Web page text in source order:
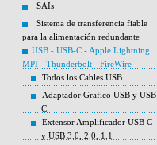
SAIs
Sistema de transferencia fiable
para la alimentación redundante
USB - USB-C - Apple Lightning
MPI - Thunderbolt - FireWire
Todos los Cables USB
Adaptador Grafico USB y USB
C
Extensor Amplificador USB C
y USB 3.0, 2.0, 1.1